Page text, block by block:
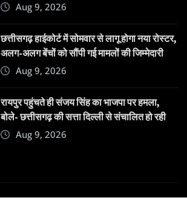
Aug 9, 2026
छत्तीसगढ़ हाईकोर्ट में सोमवार से लागू होगा नया रोस्टर,
अलग-अलग बेंचों को सौंपी गई मामलों की जिम्मेदारी
Aug 9, 2026
रायपुर पहुंचते ही संजय सिंह का भाजपा पर हमला,
बोले- छत्तीसगढ़ की सत्ता दिल्ली से संचालित हो रही
Aug 9, 2026